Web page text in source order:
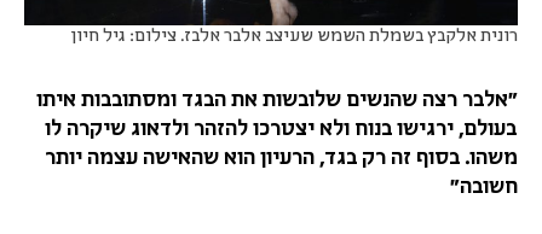
רונית אלקבץ בשמלת השמש שעיצב אלבר אלבז. צילום: גיל חיון
"אלבר רצה שהנשים שלובשות את הבגד ומסתובבות איתו
בעולם, ירגישו בנוח ולא יצטרכו להזהר ולדאוג שיקרה לו
משהו. בסוף זה רק בגד, הרעיון הוא שהאישה עצמה יותר
חשובה"